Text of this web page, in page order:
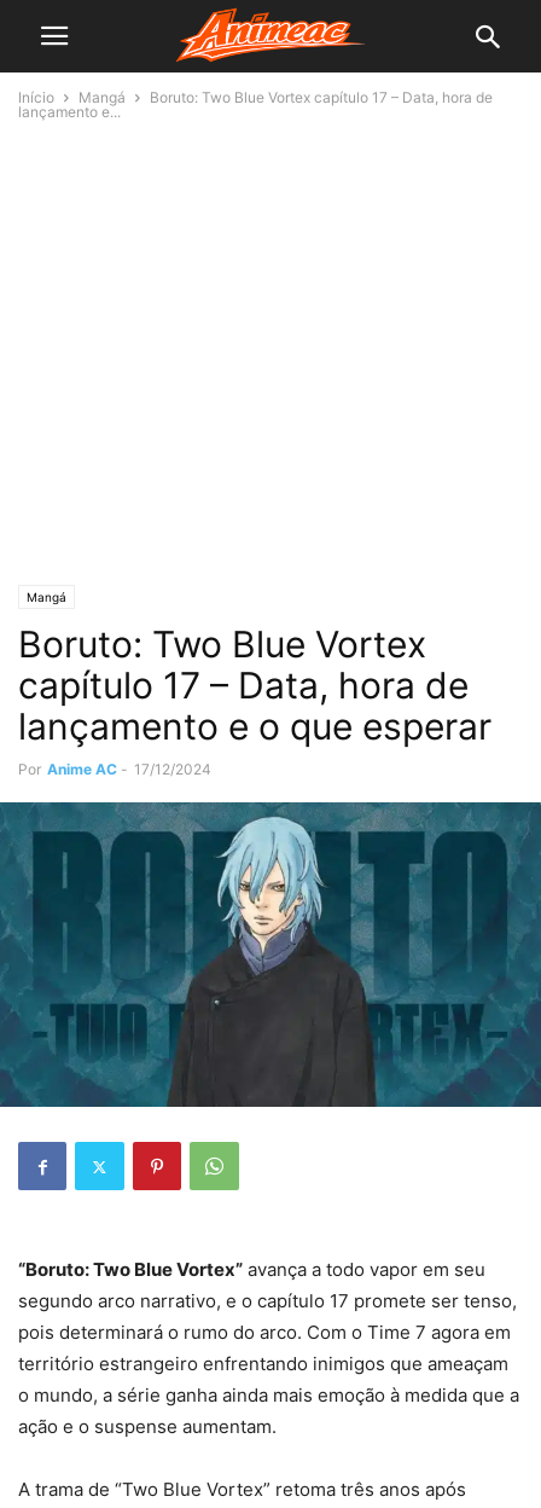
Início Mangá
Boruto: Two Blue Vortex capítulo 17 – Data, hora de
lançamento e...
Mangá
Boruto: Two Blue Vortex
capítulo 17 – Data, hora de
lançamento e o que esperar
Por Anime AC - 17/12/2024
“Boruto: Two Blue Vortex” avança a todo vapor em seu
segundo arco narrativo, e o capítulo 17 promete ser tenso,
pois determinará o rumo do arco. Com o Time 7 agora em
território estrangeiro enfrentando inimigos que ameaçam
o mundo, a série ganha ainda mais emoção à medida que a
ação e o suspense aumentam.
A trama de “Two Blue Vortex” retoma três anos após